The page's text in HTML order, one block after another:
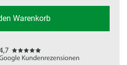
Warenkorb